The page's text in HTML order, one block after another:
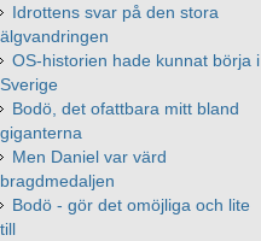
Idrottens svar på den stora
älgvandringen
OS-historien hade kunnat börja i
Sverige
Bodö, det ofattbara mitt bland
giganterna
Men Daniel var värd
bragdmedaljen
Bodö - gör det omöjliga och lite
till